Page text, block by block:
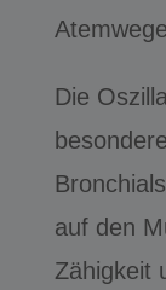
Die
auf den
Zähigkeit